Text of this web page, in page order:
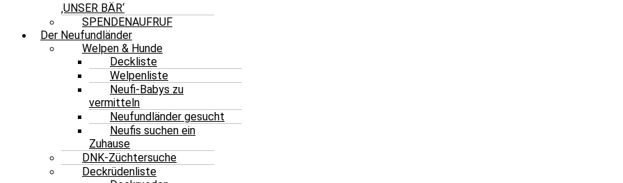
‚UNSER BÄR‘
SPENDENAUFRUF
Der Neufundländer
Welpen & Hunde
Deckliste
Welpenliste
Neufi-Babys zu
vermitteln
Neufundländer gesucht
Neufis suchen ein
Zuhause
DNK-Züchtersuche
Deckrüdenliste